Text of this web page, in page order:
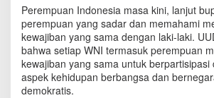
d
a
n
P
e
n
g
Perempuan Indonesia masa kini, lanjut
perempuan yang sadar dan memahami
kewajiban yang sama dengan laki-laki.
bahwa setiap WNI termasuk perempuan
kewajiban yang sama untuk berpartisipasi
aspek kehidupan berbangsa dan
demokratis.